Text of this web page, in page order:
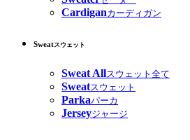
Cardiganカーディガン
Sweatスウェット
Sweat Allスウェット全て
Sweatスウェット
Parkaパーカ
Jerseyジャージ